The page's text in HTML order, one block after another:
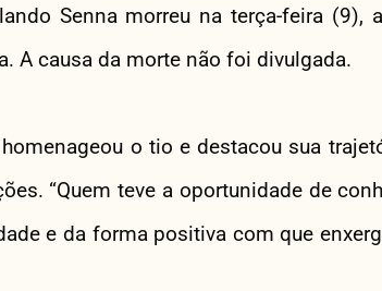
Senna morreu na terça-feira (9),
A causa da morte não foi divulgada.
o tio e destacou sua
“Quem teve a oportunidade de
e da forma positiva com que